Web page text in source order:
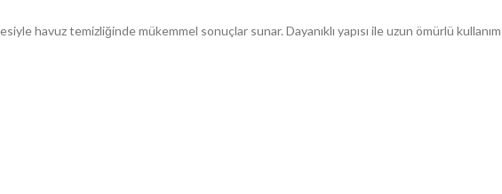
havuz temizliğinde mükemmel sonuçlar sunar. Dayanıklı yapısı ile uzun ömürlü kullanım